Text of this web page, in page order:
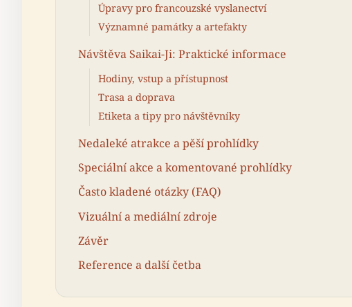
Úpravy pro francouzské vyslanectví
Významné památky a artefakty
Návštěva Saikai-Ji: Praktické informace
Hodiny, vstup a přístupnost
Trasa a doprava
Etiketa a tipy pro návštěvníky
Nedaleké atrakce a pěší prohlídky
Speciální akce a komentované prohlídky
Často kladené otázky (FAQ)
Vizuální a mediální zdroje
Závěr
Reference a další četba